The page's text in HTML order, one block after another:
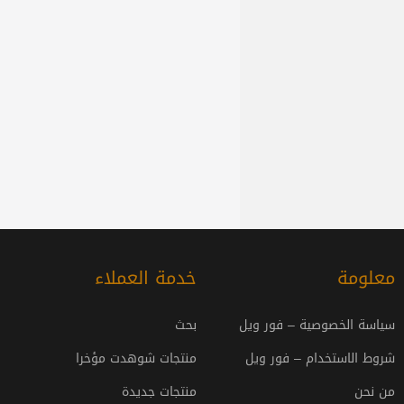
معلومة
سياسة الخصوصية – فور ويل
شروط الاستخدام – فور ويل
من نحن
خدمة العملاء
بحث
منتجات شوهدت مؤخرا
منتجات جديدة